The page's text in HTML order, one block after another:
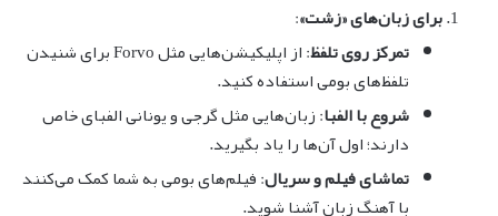
برای زبان‌های «زشت»:
تمرکز روی تلفظ
: از اپلیکیشن‌هایی مثل Forvo برای شنیدن
تلفظ‌های بومی استفاده کنید.
شروع با الفبا: زبان‌هایی مثل گرجی و یونانی الفبای خاص
دارند؛ اول آن‌ها را یاد بگیرید.
تماشای فیلم و سریال: فیلم‌های بومی به شما کمک می‌کنند
با آهنگ زبان آشنا شوید.